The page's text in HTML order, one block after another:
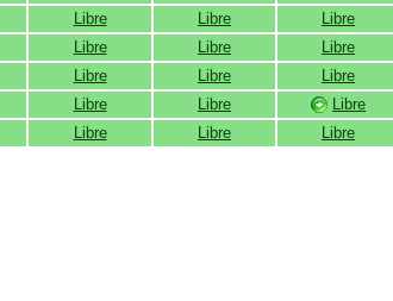
Libre Libre Libre
Libre Libre Libre
Libre Libre Libre
Libre Libre Libre
Libre Libre Libre